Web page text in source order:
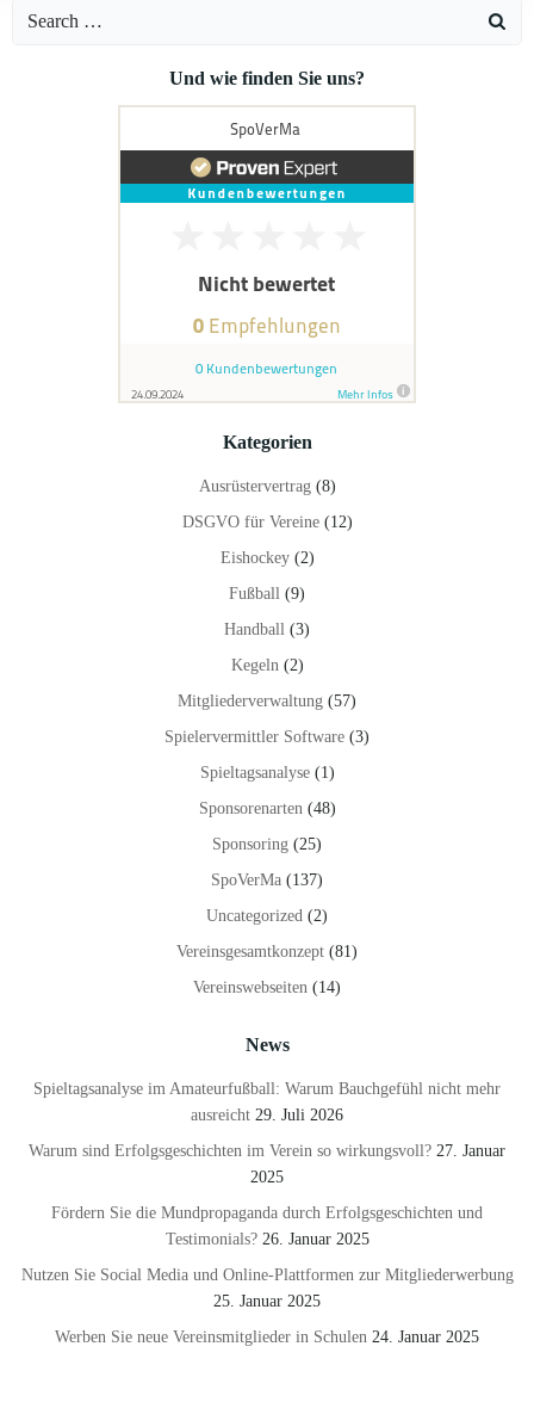
Search
Und wie finden Sie uns?
Kategorien
Ausrüstervertrag(8)
DSGVO für Vereine(12)
Eishockey(2)
Fußball (9)
Handball (3)
Kegeln(2)
Mitgliederverwaltung (57)
Spielervermittler Software (3)
Spieltagsanalyse(1)
Sponsorenarten(48)
Sponsoring (25)
SpoVerMa (137)
Uncategorized (2)
Vereinsgesamtkonzept (81)
Vereinswebseiten (14)
News
Spieltagsanalyse im Amateurfußball: Warum Bauchgefühl nicht mehr
ausreicht 29. Juli 2026
Warum sind Erfolgsgeschichten im Verein so wirkungsvoll? 27. Januar
2025
Fördern Sie die Mundpropaganda durch Erfolgsgeschichten und
Testimonials? 26. Januar 2025
Nutzen Sie Social Media und Online-Plattformen zur Mitgliederwerbung
25. Januar 2025
Werben Sie neue Vereinsmitglieder in Schulen 24. Januar 2025